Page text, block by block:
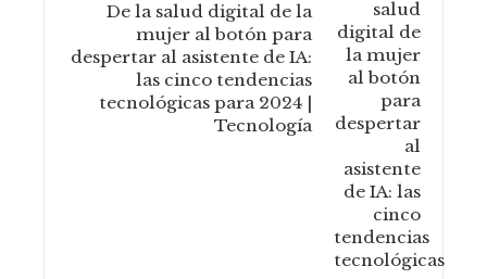
De la salud digital de la
mujer al botón para
despertar al asistente de IA:
las cinco tendencias
tecnológicas para 2024 |
Tecnología